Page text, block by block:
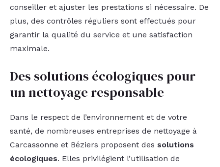
conseiller et ajuster les prestations si nécessaire. De
plus, des contrôles réguliers sont effectués pour
garantir la qualité du service et une satisfaction
maximale.
Des solutions écologiques pour
un nettoyage responsable
Dans le respect de l’environnement et de votre
santé, de nombreuses entreprises de nettoyage à
Carcassonne et Béziers proposent des solutions
écologiques. Elles privilégient l’utilisation de